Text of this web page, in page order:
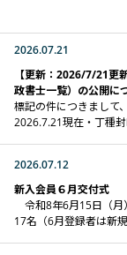
2026.07.21
【更新：2026/7/21更
政書士一覧）の公開に
標記の件につきまして
2026.7.21現在・丁種
2026.07.12
新入会員６月交付式
令和8年6月15日（月
17名（6月登録者は新